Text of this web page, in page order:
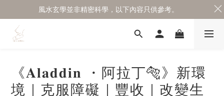
《𝐀𝐥𝐚𝐝𝐝𝐢𝐧 ・阿拉丁🐅》新環
境｜克服障礙｜豐收｜改變生
風水玄學並非精密科學，以下內容只供參考。